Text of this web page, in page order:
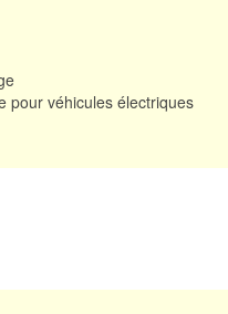
pour véhicules électriques